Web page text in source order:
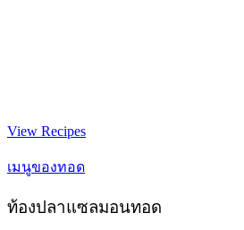
View Recipes
เมนูของทอด
ท้องปลาแซลมอนทอด